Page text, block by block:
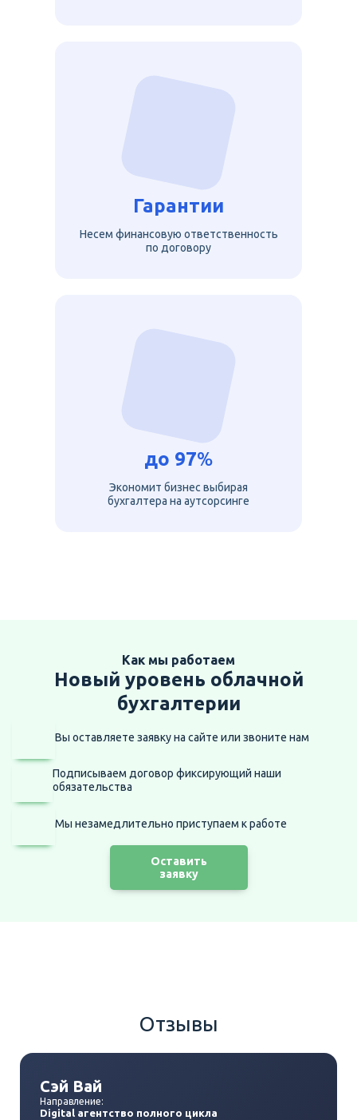
Гарантии
Несем финансовую ответственность
по договору
до 97%
Экономит бизнес выбирая
бухгалтера на аутсорсинге
Как мы работаем
Новый уровень облачной
бухгалтерии
Вы оставляете заявку на сайте или звоните нам
Подписываем договор фиксирующий наши
обязательства
Мы незамедлительно приступаем к работе
Оставить
заявку
Отзывы
Сэй Вай
Направление:
Digital агентство полного цикла